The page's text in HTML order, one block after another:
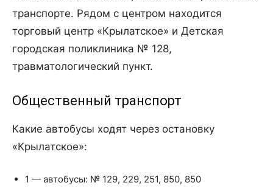
транспорте. Рядом с центром находится
торговый центр «Крылатское» и Детская
городская поликлиника № 128,
травматологический пункт.
Общественный транспорт
Какие автобусы ходят через остановку
«Крылатское»:
1 — автобусы: № 129, 229, 251, 850, 850